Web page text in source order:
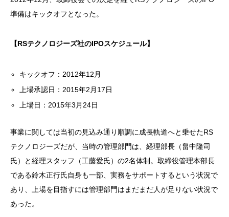
準備はキックオフとなった。
【RSテクノロジーズ社のIPOスケジュール】
キックオフ：2012年12月
上場承認日：2015年2月17日
上場日：2015年3月24日
事業に関しては当初の見込み通り順調に成長軌道へと乗せたRS
テクノロジーズだが、当時の管理部門は、経理部長（畠中隆司
氏）と経理スタッフ（工藤愛氏）の2名体制。取締役管理本部長
である鈴木正行氏自身も一部、実務をサポートするという状況で
あり、上場を目指すには管理部門はまだまだ人が足りない状況で
あった。